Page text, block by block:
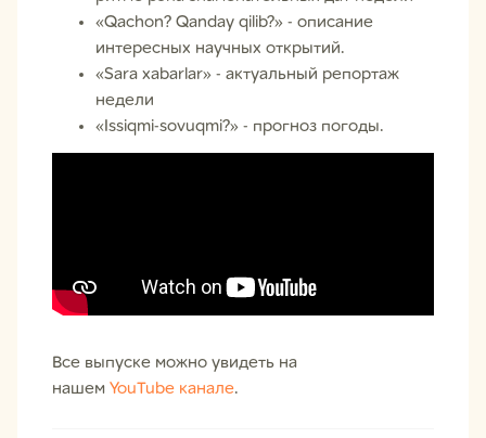
«Qachon? Qanday qilib?» - описание
интересных научных открытий.
«Sara xabarlar» - актуальный репортаж
недели
«Issiqmi-sovuqmi?» - прогноз погоды.
Все выпуске можно увидеть на
нашем YouTube канале.